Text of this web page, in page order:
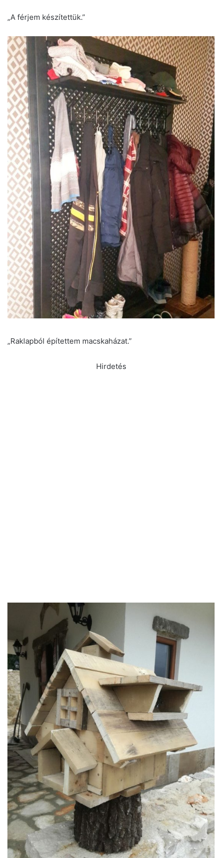
„A férjem készítettük.”
„Raklapból építettem macskaházat.”
Hirdetés